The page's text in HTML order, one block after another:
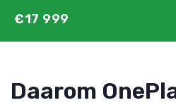
€17 999
Daarom